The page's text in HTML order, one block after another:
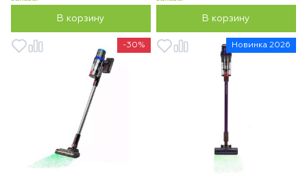
В корзину В корзину
-30% Новинка 2026